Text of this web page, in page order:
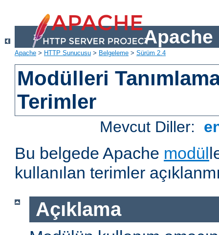
Apache
Apache > HTTP Sunucusu > Belgeleme > Sürüm 2.4
Modülleri
Terimler
Mevcut Diller:
Bu belgede Apache modül
kullanılan terimler
Açıklama